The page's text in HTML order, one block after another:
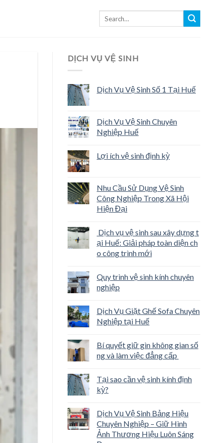
DỊCH VỤ VỆ SINH
Dịch Vụ Vệ Sinh Số 1 Tại Huế
Dịch Vụ Vệ Sinh Chuyên
Nghiệp Huế
Lợi ích vệ sinh định kỳ
Nhu Cầu Sử Dụng Vệ Sinh
Công Nghiệp Trong Xã Hội
Hiện Đại
Dịch vụ vệ sinh sau xây dựng t
ại Huế: Giải pháp toàn diện ch
o công trình mới
Quy trình vệ sinh kính chuyên
nghiệp
Dịch Vụ Giặt Ghế Sofa Chuyên
Nghiệp tại Huế
Bí quyết giữ gìn không gian số
ng và làm việc đẳng cấp
Tại sao cần vệ sinh kính định
kỳ?
Dịch Vụ Vệ Sinh Bảng Hiệu
Chuyên Nghiệp – Giữ Hình
Ảnh Thương Hiệu Luôn Sáng